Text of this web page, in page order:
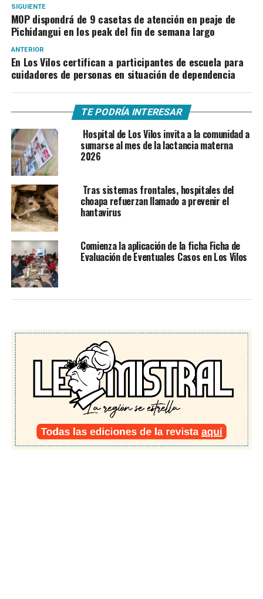
SIGUIENTE
MOP dispondrá de 9 casetas de atención en peaje de
Pichidangui en los peak del fin de semana largo
ANTERIOR
En Los Vilos certifican a participantes de escuela para
cuidadores de personas en situación de dependencia
TE PODRÍA INTERESAR
Hospital de Los Vilos invita a la comunidad a
sumarse al mes de la lactancia materna
2026
Tras sistemas frontales, hospitales del
choapa refuerzan llamado a prevenir el
hantavirus
Comienza la aplicación de la ficha Ficha de
Evaluación de Eventuales Casos en Los Vilos